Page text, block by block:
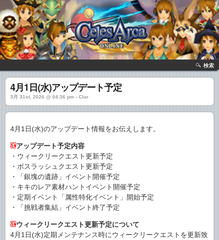
検索
4月1日(水)アップデート予定
3月 31st, 2026 @ 04:36 pm › Clar
4月1日(水)のアップデート情報をお伝えします。
アップデート予定内容
・ウィークリークエスト更新予定
・ボスラッシュクエスト更新予定
・「銀塊の遺跡」イベント開催予定
・キキのレア素材ハントイベント開催予定
・定期イベント「属性特化イベント」開始予定
・「挑戦者集結」イベント終了予定
ウィークリークエスト更新予定について
4月1日(水)定期メンテナンス時にウィークリークエストを更新致